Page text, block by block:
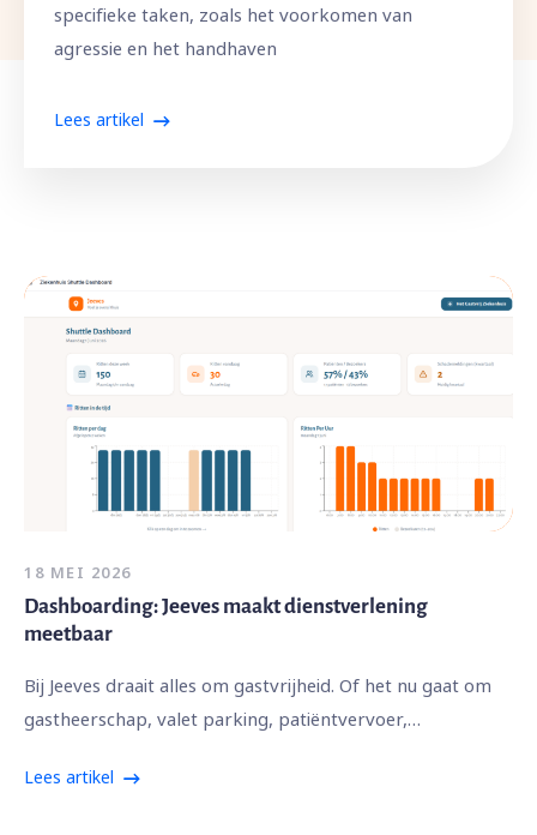
specifieke taken, zoals het voorkomen van
agressie en het handhaven
Lees artikel
18 MEI 2026
Dashboarding: Jeeves maakt dienstverlening
meetbaar
Bij Jeeves draait alles om gastvrijheid. Of het nu gaat om
gastheerschap, valet parking, patiëntvervoer,…
Lees artikel